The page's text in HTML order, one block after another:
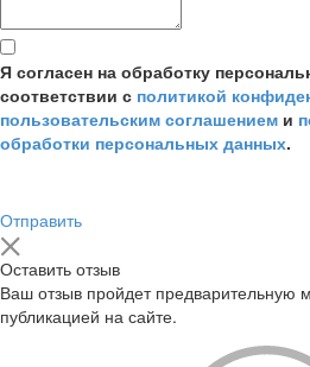
Я согласен на обработку
соответствии с политикой
пользовательским соглашением и
обработки персональных данных.
Отправить
Оставить отзыв
Ваш отзыв пройдет предварительную
публикацией на сайте.